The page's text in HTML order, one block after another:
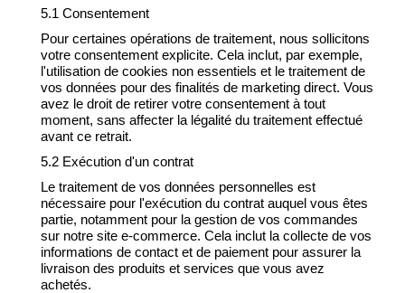
5.1 Consentement
Pour certaines opérations de traitement, nous sollicitons
votre consentement explicite. Cela inclut, par exemple,
l'utilisation de cookies non essentiels et le traitement de
vos données pour des finalités de marketing direct. Vous
avez le droit de retirer votre consentement à tout
moment, sans affecter la légalité du traitement effectué
avant ce retrait.
5.2 Exécution d'un contrat
Le traitement de vos données personnelles est
nécessaire pour l'exécution du contrat auquel vous êtes
partie, notamment pour la gestion de vos commandes
sur notre site e-commerce. Cela inclut la collecte de vos
informations de contact et de paiement pour assurer la
livraison des produits et services que vous avez
achetés.